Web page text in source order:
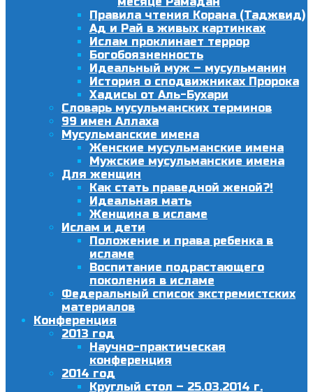
Правила чтения Корана (Таджвид)
Ад и Рай в живых картинках
Ислам проклинает террор
Богобоязненность
Идеальный муж – мусульманин
История о сподвижниках Пророка
Хадисы от Аль-Бухари
Словарь мусульманских терминов
99 имен Аллаха
Мусульманские имена
Женские мусульманские имена
Мужские мусульманские имена
Для женщин
Как стать праведной женой?!
Идеальная мать
Женщина в исламе
Ислам и дети
Положение и права ребенка в
исламе
Воспитание подрастающего
поколения в исламе
Федеральный список экстремистских
материалов
Конференция
2013 год
Научно-практическая
конференция
2014 год
Круглый стол – 25.03.2014 г.